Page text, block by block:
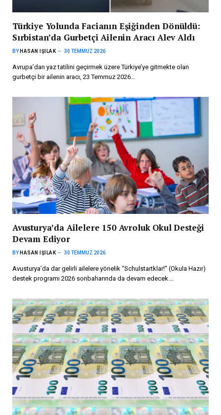
Türkiye Yolunda Facianın Eşiğinden Dönüldü:
Sırbistan’da Gurbetçi Ailenin Aracı Alev Aldı
BY HASAN IŞILAK 30 TEMMUZ 2026
Avrupa’dan yaz tatilini geçirmek üzere Türkiye’ye gitmekte olan
gurbetçi bir ailenin aracı, 23 Temmuz 2026…
Avusturya’da Ailelere 150 Avroluk Okul Desteği
Devam Ediyor
BY HASAN IŞILAK 30 TEMMUZ 2026
Avusturya’da dar gelirli ailelere yönelik “Schulstartklar!” (Okula Hazır)
destek programı 2026 sonbaharında da devam edecek.…